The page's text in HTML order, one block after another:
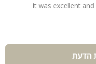
It was excellent
הדעת